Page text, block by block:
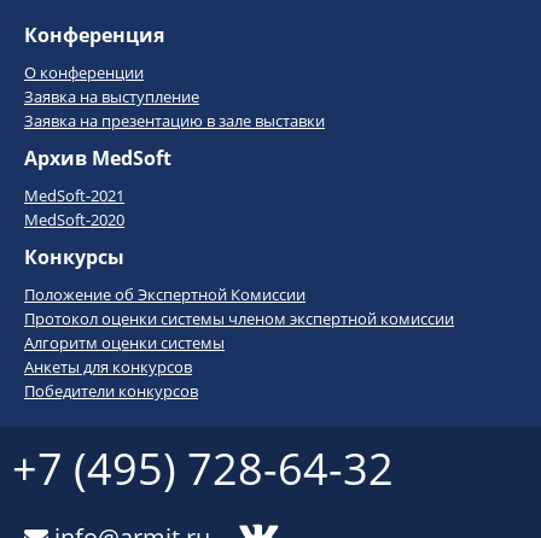
Конференция
О конференции
Заявка на выступление
Заявка на презентацию в зале выставки
Архив MedSoft
MedSoft-2021
MedSoft-2020
Конкурсы
Положение об Экспертной Комиссии
Протокол оценки системы членом экспертной комиссии
Алгоритм оценки системы
Анкеты для конкурсов
Победители конкурсов
+7 (495) 728-64-32